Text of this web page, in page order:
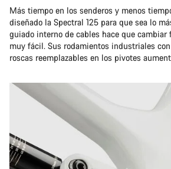
Más tiempo en los senderos y menos
diseñado la Spectral 125 para que sea lo
guiado interno de cables hace que cambiar
muy fácil. Sus rodamientos industriales
roscas reemplazables en los pivotes